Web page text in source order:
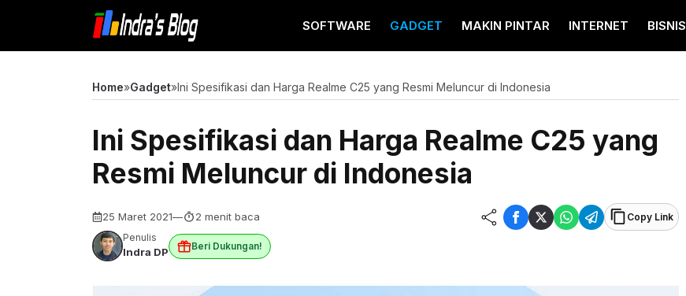
isi
SOFTWARE GADGET MAKIN PINTAR INTERNET BISNIS
Home»Gadget»Ini Spesifikasi dan Harga Realme C25 yang Resmi Meluncur di Indonesia
Ini Spesifikasi dan Harga Realme C25 yang
Resmi Meluncur di Indonesia
25 Maret 2021— 2 menit baca
Copy Link
Penulis
Indra DP Beri Dukungan!